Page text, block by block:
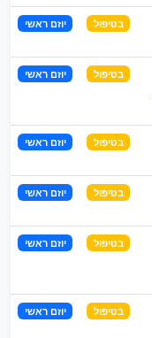
בטיפול יוזם ראשי
בטיפול יוזם ראשי
בטיפול יוזם ראשי
בטיפול יוזם ראשי
בטיפול יוזם ראשי
בטיפול יוזם ראשי